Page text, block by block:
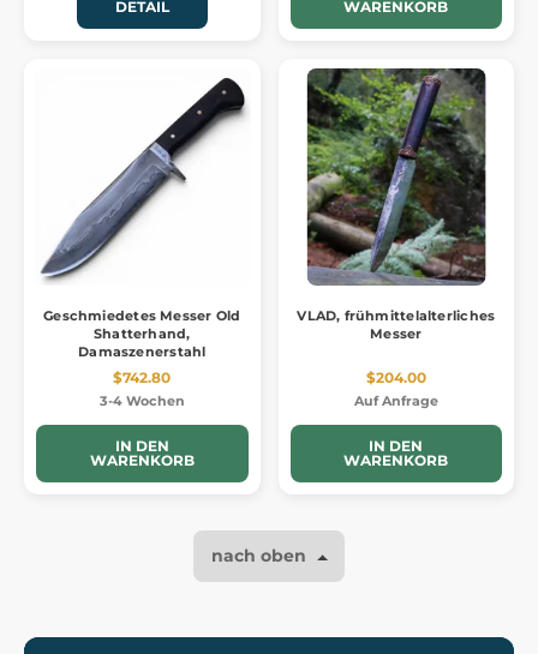
DETAIL
WARENKORB
Geschmiedetes Messer Old
Shatterhand,
Damaszenerstahl
$742.80
3-4 Wochen
IN DEN
WARENKORB
VLAD, frühmittelalterliches
Messer
$204.00
Auf Anfrage
IN DEN
WARENKORB
nach oben